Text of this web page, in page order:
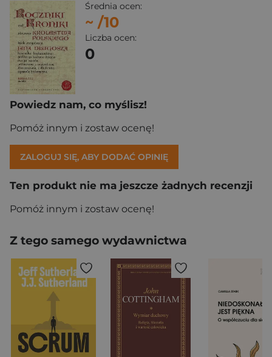
Średnia ocen:
~ /10
Liczba ocen:
0
Powiedz nam, co myślisz!
Pomóż innym i zostaw ocenę!
ZALOGUJ SIĘ, ABY DODAĆ OPINIĘ
Ten produkt nie ma jeszcze żadnych recenzji
Pomóż innym i zostaw ocenę!
Z tego samego wydawnictwa